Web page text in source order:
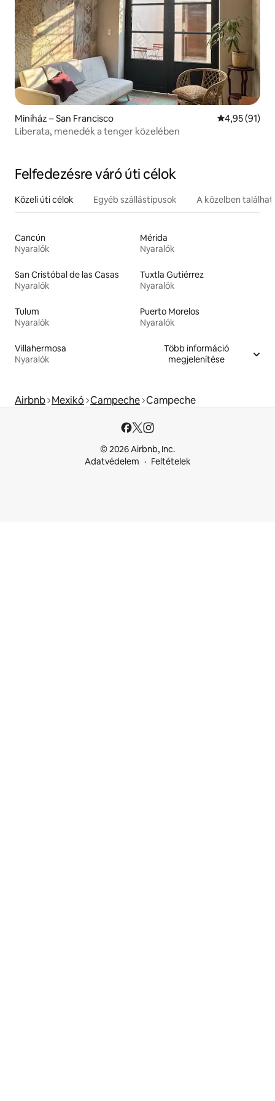
Miniház – San Francisco Átlagos
4,95 (91)
Liberata, menedék a tenger közelében
Felfedezésre váró úti célok
Közeli úti célok Egyéb szállástípusok A közelben
Cancún
Nyaralók
Mérida
Nyaralók
San Cristóbal de las Casas
Nyaralók
Tuxtla Gutiérrez
Nyaralók
Tulum
Nyaralók
Puerto Morelos
Nyaralók
Villahermosa
Nyaralók
Több információ
megjelenítése
Airbnb Mexikó Campeche Campeche
© 2026 Airbnb, Inc.
Adatvédelem
Feltételek